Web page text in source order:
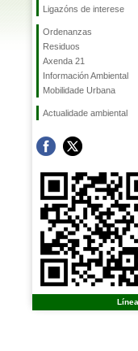
Ligazóns de interese
Ordenanzas
Residuos
Axenda 21
Información Ambiental
Mobilidade Urbana
Actualidade ambiental